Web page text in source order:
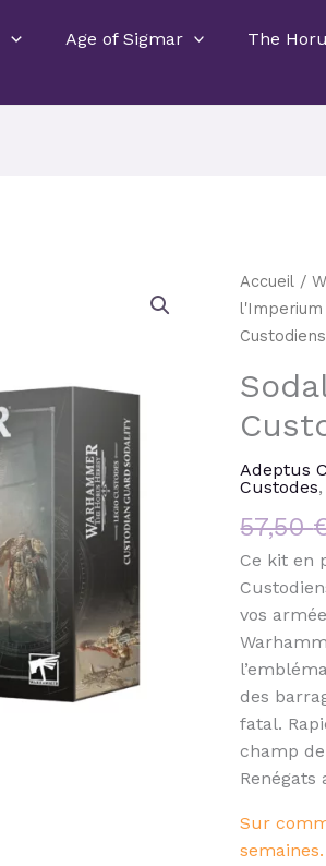
Age of Sigmar The
Accueil /
l'Imperium
Custodiens
Adeptus
Custodes,
57,50
Ce kit en
vos
des
fatal.
champ
Sur
semaines.
quantité
de
Sodalité
Gardes